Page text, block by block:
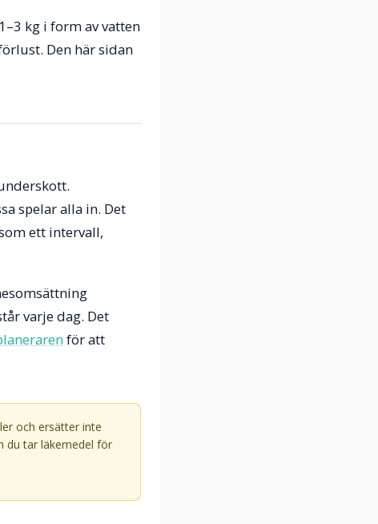
kg i form av vatten
Den här sidan
spelar alla in. Det
ett intervall,
varje dag. Det
för att
och ersätter inte
du tar läkemedel för